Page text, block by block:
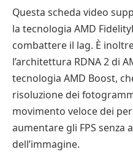
Questa scheda video
la tecnologia AMD
combattere il lag. È
l’architettura RDNA 2 di
tecnologia AMD Boost,
risoluzione dei
movimento veloce dei
aumentare gli FPS senza
dell’immagine.